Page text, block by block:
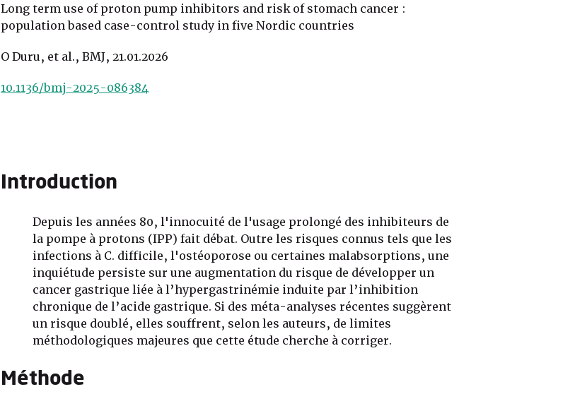
Long term use of proton pump inhibitors and risk of stomach cancer :
population based case-control study in five Nordic countries
O Duru, et al., BMJ, 21.01.2026
10.1136/bmj-2025-086384
Introduction
Depuis les années 80, l'innocuité de l'usage prolongé des inhibiteurs de
la pompe à protons (IPP) fait débat. Outre les risques connus tels que les
infections à C. difficile, l'ostéoporose ou certaines malabsorptions, une
inquiétude persiste sur une augmentation du risque de développer un
cancer gastrique liée à l’hypergastrinémie induite par l’inhibition
chronique de l’acide gastrique. Si des méta-analyses récentes suggèrent
un risque doublé, elles souffrent, selon les auteurs, de limites
méthodologiques majeures que cette étude cherche à corriger.
Méthode